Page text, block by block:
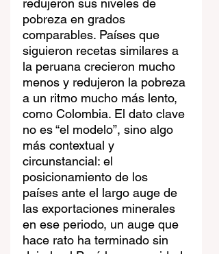
redujeron sus niveles de
pobreza en grados
comparables. Países que
siguieron recetas similares a
la peruana crecieron mucho
menos y redujeron la pobreza
a un ritmo mucho más lento,
como Colombia. El dato clave
no es “el modelo”, sino algo
más contextual y
circunstancial: el
posicionamiento de los
países ante el largo auge de
las exportaciones minerales
en ese periodo, un auge que
hace rato ha terminado sin